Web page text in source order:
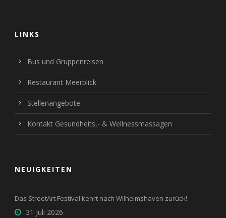
LINKS
Bus und Gruppenreisen
Restaurant Meerblick
Stellenangebote
Kontakt Gesundheits,- & Wellnessmassagen
NEUIGKEITEN
Das StreetArt Festival kehrt nach Wilhelmshaven zurück!
31 Juli 2026